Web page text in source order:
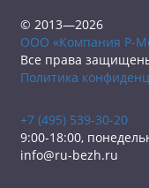
© 2013—2026
ООО «Компания Р-
Все права
Политика
+7 (495) 539-30-20
9:00-18:00,
info@ru-bezh.ru